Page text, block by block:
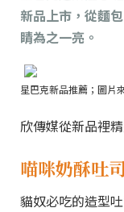
新品上市，從麵
睛為之一亮。
星巴克新品推薦；圖片
欣傳媒從新品裡
喵咪奶酥吐
貓奴必吃的造型